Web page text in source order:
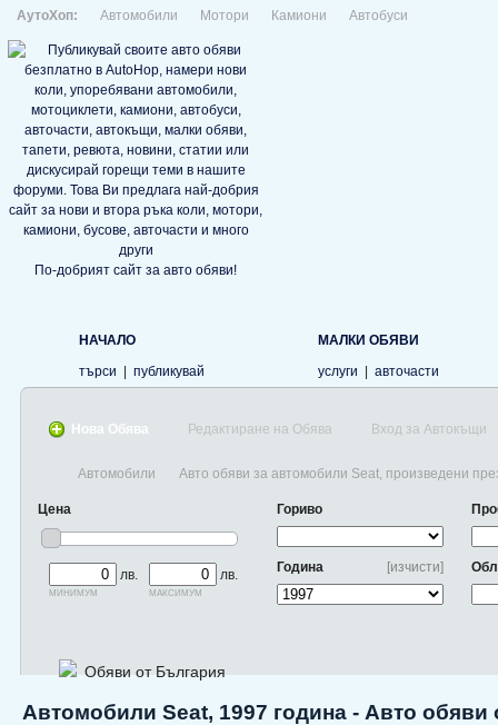
АутоХоп: Автомобили Мотори Камиони Автобуси
По-добрият сайт за авто обяви!
НАЧАЛО
търси
публикувай
МАЛКИ ОБЯВИ
услуги
авточасти
Нова Обява Редактиране на Обява Вход за Автокъщи
Автомобили Авто обяви за автомобили Seat, произведени
Цена
лв.
минимум
лв.
максимум
Гориво
[изчисти]
Година
Обяви от България
Автомобили Seat, 1997 година - Авто обяви